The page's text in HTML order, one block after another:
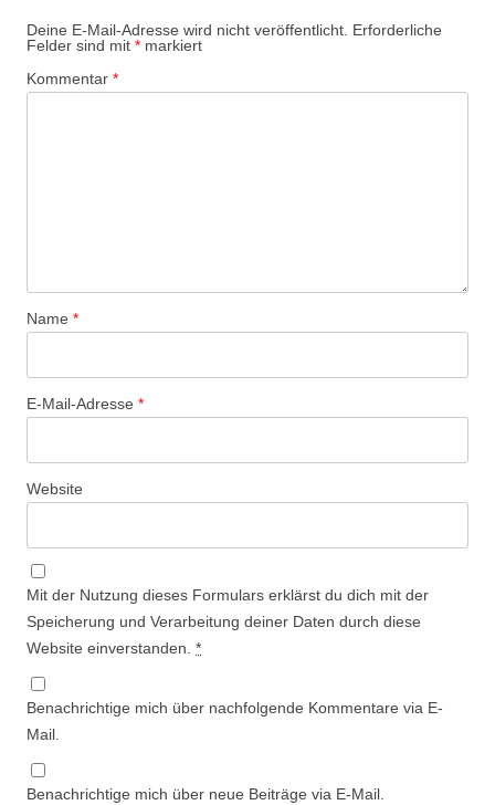
Deine E-Mail-Adresse wird nicht veröffentlicht. Erforderliche
Felder sind mit * markiert
Kommentar *
Name *
E-Mail-Adresse *
Website
Mit der Nutzung dieses Formulars erklärst du dich mit der
Speicherung und Verarbeitung deiner Daten durch diese
Website einverstanden. *
Benachrichtige mich über nachfolgende Kommentare via E-
Mail.
Benachrichtige mich über neue Beiträge via E-Mail.